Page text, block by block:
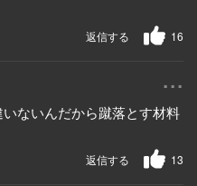
16
返信する
...
ないんだから蹴落とす材料
13
返信する